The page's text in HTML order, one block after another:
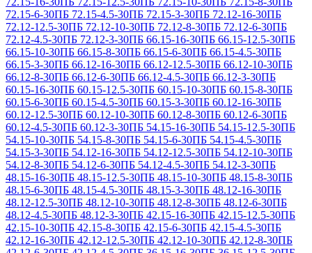
72.15-6-30ПБ 72.15-4.5-30ПБ 72.15-3-30ПБ 72.12-16-30ПБ
72.12-12.5-30ПБ 72.12-10-30ПБ 72.12-8-30ПБ 72.12-6-30ПБ
72.12-4.5-30ПБ 72.12-3-30ПБ 66.15-16-30ПБ 66.15-12.5-30ПБ
66.15-10-30ПБ 66.15-8-30ПБ 66.15-6-30ПБ 66.15-4.5-30ПБ
66.15-3-30ПБ 66.12-16-30ПБ 66.12-12.5-30ПБ 66.12-10-30ПБ
66.12-8-30ПБ 66.12-6-30ПБ 66.12-4.5-30ПБ 66.12-3-30ПБ
60.15-16-30ПБ 60.15-12.5-30ПБ 60.15-10-30ПБ 60.15-8-30ПБ
60.15-6-30ПБ 60.15-4.5-30ПБ 60.15-3-30ПБ 60.12-16-30ПБ
60.12-12.5-30ПБ 60.12-10-30ПБ 60.12-8-30ПБ 60.12-6-30ПБ
60.12-4.5-30ПБ 60.12-3-30ПБ 54.15-16-30ПБ 54.15-12.5-30ПБ
54.15-10-30ПБ 54.15-8-30ПБ 54.15-6-30ПБ 54.15-4.5-30ПБ
54.15-3-30ПБ 54.12-16-30ПБ 54.12-12.5-30ПБ 54.12-10-30ПБ
54.12-8-30ПБ 54.12-6-30ПБ 54.12-4.5-30ПБ 54.12-3-30ПБ
48.15-16-30ПБ 48.15-12.5-30ПБ 48.15-10-30ПБ 48.15-8-30ПБ
48.15-6-30ПБ 48.15-4.5-30ПБ 48.15-3-30ПБ 48.12-16-30ПБ
48.12-12.5-30ПБ 48.12-10-30ПБ 48.12-8-30ПБ 48.12-6-30ПБ
48.12-4.5-30ПБ 48.12-3-30ПБ 42.15-16-30ПБ 42.15-12.5-30ПБ
42.15-10-30ПБ 42.15-8-30ПБ 42.15-6-30ПБ 42.15-4.5-30ПБ
42.12-16-30ПБ 42.12-12.5-30ПБ 42.12-10-30ПБ 42.12-8-30ПБ